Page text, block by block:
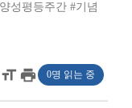
성평등주간 #기념
format_sizeprint 0명 읽는 중